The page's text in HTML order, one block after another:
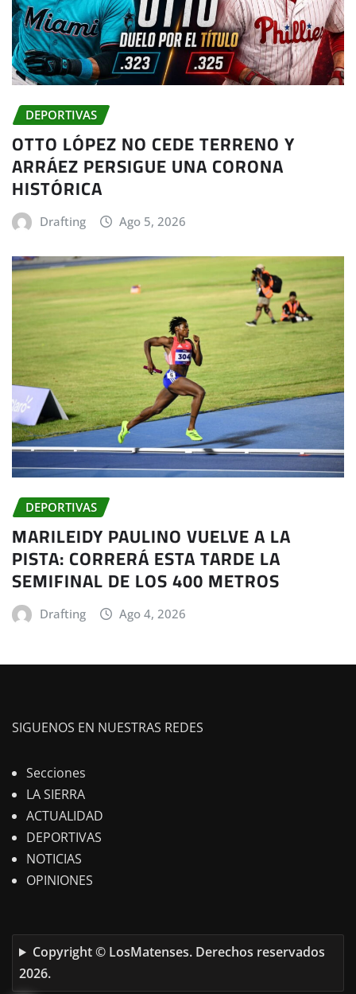
DEPORTIVAS
OTTO LÓPEZ NO CEDE TERRENO Y
ARRÁEZ PERSIGUE UNA CORONA
HISTÓRICA
Drafting Ago 5, 2026
DEPORTIVAS
MARILEIDY PAULINO VUELVE A LA
PISTA: CORRERÁ ESTA TARDE LA
SEMIFINAL DE LOS 400 METROS
Drafting Ago 4, 2026
SIGUENOS EN NUESTRAS REDES
Secciones
LA SIERRA
ACTUALIDAD
DEPORTIVAS
NOTICIAS
OPINIONES
Copyright © LosMatenses. Derechos reservados
2026.